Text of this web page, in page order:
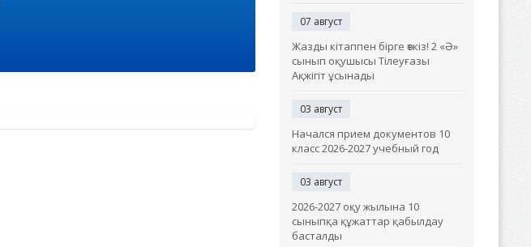
07 август
Жазды кітаппен бірге өткіз! 2 «Ә»
сынып оқушысы Тілеуғазы
Ақжігіт ұсынады
03 август
Начался прием документов 10
класс 2026-2027 учебный год
03 август
2026-2027 оқу жылына 10
сыныпқа құжаттар қабылдау
басталды